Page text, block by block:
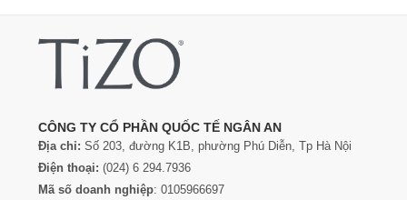
CÔNG TY CỔ PHẦN QUỐC TẾ NGÂN AN
Địa chỉ: Số 203, đường K1B, phường Phú Diễn, Tp Hà Nội
Điện thoại: (024) 6 294.7936
Mã số doanh nghiệp: 0105966697